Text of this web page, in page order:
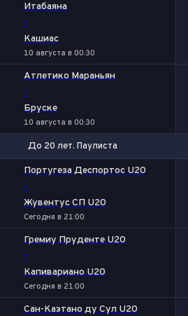
Итабаяна
-
Кашиас
10 августа в 00:30
Атлетико Мараньян
-
Бруске
10 августа в 00:30
До 20 лет. Паулиста
Португеза Деспортос U20
-
Жувентус СП U20
Сегодня в 21:00
Гремиу Пруденте U20
-
Капивариано U20
Сегодня в 21:00
Сан-Каэтано ду Сул U20